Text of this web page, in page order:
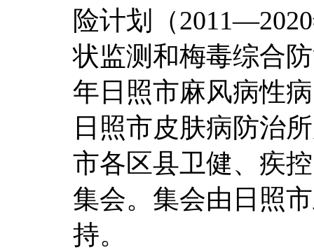
险计划（
状监测和梅毒综合
年日照市麻风病性
日照市皮肤病防治
市各区县卫健、疾
集会。集会由日照
持。